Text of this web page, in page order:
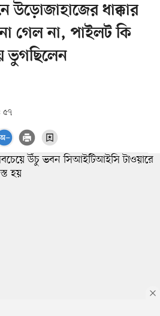
উড়োজাহাজের ধাক্কার
গেল না, পাইলট কি
ভুগছিলেন
৫৭